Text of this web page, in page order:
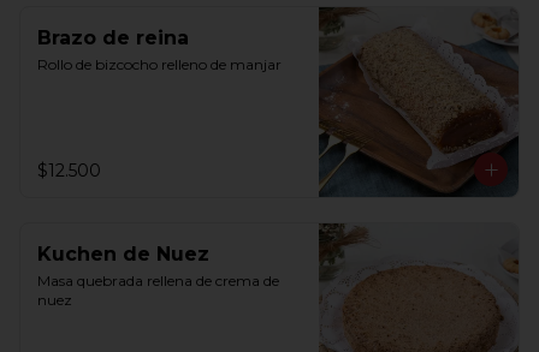
Brazo de reina
Rollo de bizcocho relleno de manjar
$12.500
Kuchen de Nuez
Masa quebrada rellena de crema de
nuez